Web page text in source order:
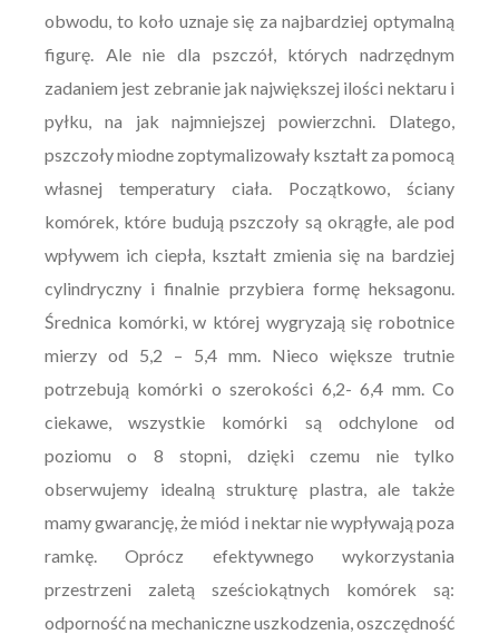
obwodu, to koło uznaje się za najbardziej optymalną
figurę. Ale nie dla pszczół, których nadrzędnym
zadaniem jest zebranie jak największej ilości nektaru i
pyłku, na jak najmniejszej powierzchni. Dlatego,
pszczoły miodne zoptymalizowały kształt za pomocą
własnej temperatury ciała. Początkowo, ściany
komórek, które budują pszczoły są okrągłe, ale pod
wpływem ich ciepła, kształt zmienia się na bardziej
cylindryczny i finalnie przybiera formę heksagonu.
Średnica komórki, w której wygryzają się robotnice
mierzy od 5,2 – 5,4 mm. Nieco większe trutnie
potrzebują komórki o szerokości 6,2- 6,4 mm. Co
ciekawe, wszystkie komórki są odchylone od
poziomu o 8 stopni, dzięki czemu nie tylko
obserwujemy idealną strukturę plastra, ale także
mamy gwarancję, że miód i nektar nie wypływają poza
ramkę. Oprócz efektywnego wykorzystania
przestrzeni zaletą sześciokątnych komórek są:
odporność na mechaniczne uszkodzenia, oszczędność